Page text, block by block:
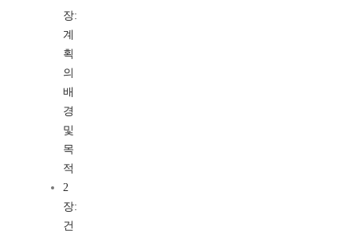
장:
계
획
의
배
경
및
목
적
2
장:
건